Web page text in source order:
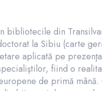
din
la Sibiu (carte
aplicată pe
fiind o
de primă